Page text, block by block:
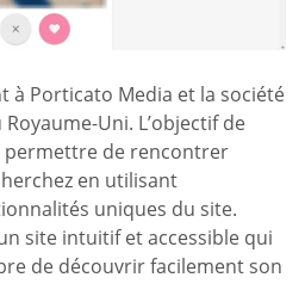
à Porticato Media et la société
Uni. L’objectif de
permettre de rencontrer
en utilisant
uniques du site.
site intuitif et accessible qui
de découvrir facilement son